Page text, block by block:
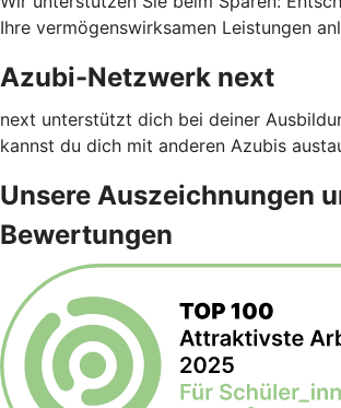
Ihre vermögenswirksamen Leistungen
Azubi-Netzwerk next
next unterstützt dich bei deiner
kannst du dich mit anderen Azubis
Unsere Auszeichnungen
Bewertungen